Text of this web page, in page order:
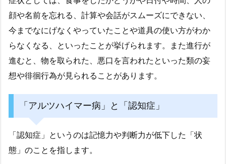
顔や名前を忘れる、計算や会話がスムーズにできない、
今までなにげなくやっていたことや道具の使い方がわか
らなくなる、といったことが挙げられます。また進行が
進むと、物を取られた、悪口を言われたといった類の妄
想や徘徊行為が見られることがあります。
「アルツハイマー病」と「認知症」
「認知症」というのは記憶力や判断力が低下した「状
態」のことを指します。